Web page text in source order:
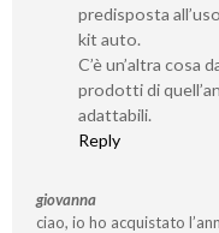
predisposta
kit auto.
C’è un’altra cosa
prodotti di
adattabili.
Reply
giovanna
ciao, io ho acquistato